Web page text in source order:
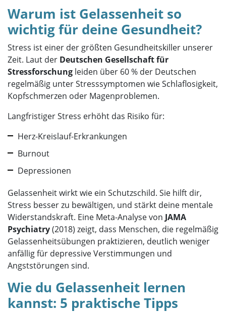
Warum ist Gelassenheit so
wichtig für deine Gesundheit?
Stress ist einer der größten Gesundheitskiller unserer
Zeit. Laut der Deutschen Gesellschaft für
Stressforschung leiden über 60 % der Deutschen
regelmäßig unter Stresssymptomen wie Schlaflosigkeit,
Kopfschmerzen oder Magenproblemen.
Langfristiger Stress erhöht das Risiko für:
Herz-Kreislauf-Erkrankungen
Burnout
Depressionen
Gelassenheit wirkt wie ein Schutzschild. Sie hilft dir,
Stress besser zu bewältigen, und stärkt deine mentale
Widerstandskraft. Eine Meta-Analyse von JAMA
Psychiatry(2018) zeigt, dass Menschen, die regelmäßig
Gelassenheitsübungen praktizieren, deutlich weniger
anfällig für depressive Verstimmungen und
Angststörungen sind.
Wie du Gelassenheit lernen
kannst: 5 praktische Tipps